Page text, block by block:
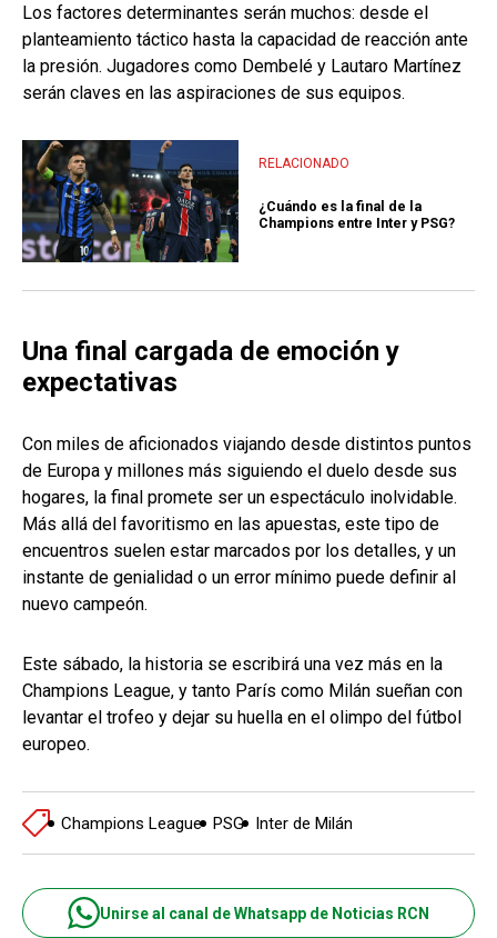
Los factores determinantes serán muchos: desde el
planteamiento táctico hasta la capacidad de reacción ante
la presión. Jugadores como Dembelé y Lautaro Martínez
serán claves en las aspiraciones de sus equipos.
RELACIONADO
¿Cuándo es la final de la
Champions entre Inter y PSG?
Una final cargada de emoción y
expectativas
Con miles de aficionados viajando desde distintos puntos
de Europa y millones más siguiendo el duelo desde sus
hogares, la final promete ser un espectáculo inolvidable.
Más allá del favoritismo en las apuestas, este tipo de
encuentros suelen estar marcados por los detalles, y un
instante de genialidad o un error mínimo puede definir al
nuevo campeón.
Este sábado, la historia se escribirá una vez más en la
Champions League, y tanto París como Milán sueñan con
levantar el trofeo y dejar su huella en el olimpo del fútbol
europeo.
Champions League PSG Inter de Milán
Unirse al canal de Whatsapp de Noticias RCN